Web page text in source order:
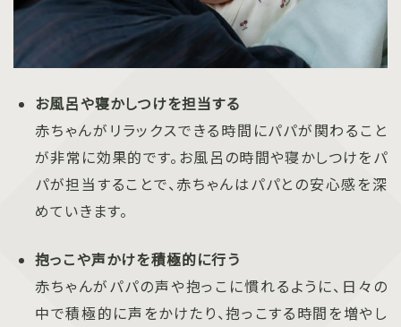
お風呂や寝かしつけを担当する
赤ちゃんがリラックスできる時間にパパが関わること
が非常に効果的です。お風呂の時間や寝かしつけをパ
パが担当することで、赤ちゃんはパパとの安心感を深
めていきます。
抱っこや声かけを積極的に行う
赤ちゃんがパパの声や抱っこに慣れるように、日々の
中で積極的に声をかけたり、抱っこする時間を増やし